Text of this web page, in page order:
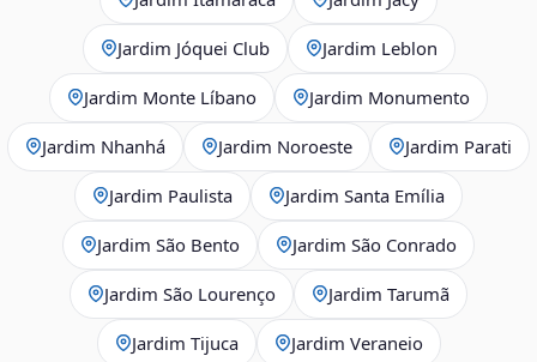
Jardim Jóquei Club Jardim Leblon
Jardim Monte Líbano Jardim Monumento
Jardim Nhanhá Jardim Noroeste Jardim Parati
Jardim Paulista Jardim Santa Emília
Jardim São Bento Jardim São Conrado
Jardim São Lourenço Jardim Tarumã
Jardim Tijuca Jardim Veraneio